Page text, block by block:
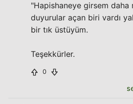
"Hapishaneye girsem daha
duyurular açan biri vardı
bir tık üstüyüm.
Teşekkürler.
0